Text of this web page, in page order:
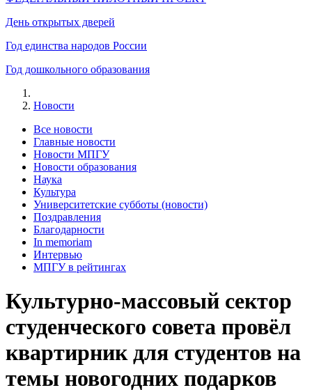
День открытых дверей
Год единства народов России
Год дошкольного образования
Новости
Все новости
Главные новости
Новости МПГУ
Новости образования
Наука
Культура
Университетские субботы (новости)
Поздравления
Благодарности
In memoriam
Интервью
МПГУ в рейтингах
Культурно-массовый сектор
студенческого совета провёл
квартирник для студентов на
темы новогодних подарков